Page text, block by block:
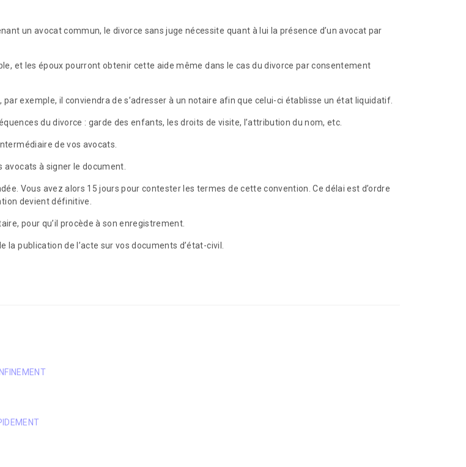
un avocat commun, le divorce sans juge nécessite quant à lui la présence d’un avocat par
et les époux pourront obtenir cette aide même dans le cas du divorce par consentement
exemple, il conviendra de s’adresser à un notaire afin que celui-ci établisse un état liquidatif.
du divorce : garde des enfants, les droits de visite, l’attribution du nom, etc.
de vos avocats.
à signer le document.
Vous avez alors 15 jours pour contester les termes de cette convention. Ce délai est d’ordre
devient définitive.
pour qu’il procède à son enregistrement.
publication de l’acte sur vos documents d’état-civil.